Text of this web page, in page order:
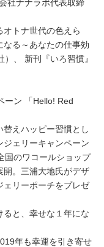
社ナナラボ代表取締
トナ世代の色えら
る～あなたの仕事効
、 新刊『いろ習慣』
ン 「Hello! Red
えハッピー習慣とし
ジェリーキャンペーン
国のワコールショップ
開。三浦大地氏がデザ
ェリーポーチをプレゼ
と、幸せな１年にな
年も幸運を引き寄せ